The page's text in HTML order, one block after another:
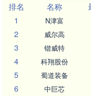
排名
名称
1
N津富
2 威尔高
3 锴威特
4 科翔股份
5 蜀道装备
6 中巨芯